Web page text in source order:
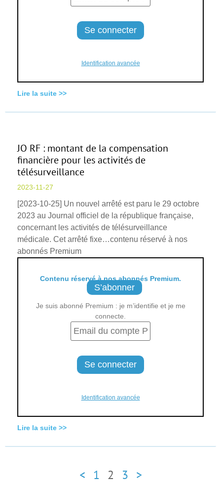
Identification avancée
Lire la suite >>
JO RF : montant de la compensation
financière pour les activités de
télésurveillance
2023-11-27
[2023-10-25] Un nouvel arrêté est paru le 29 octobre
2023 au Journal officiel de la république française,
concernant les activités de télésurveillance
médicale. Cet arrêté fixe…contenu réservé à nos
abonnés Premium
Contenu réservé à nos abonnés Premium.
S’abonner
Je suis abonné Premium : je m’identifie et je me
connecte.
Identification avancée
Lire la suite >>
< 1 2 3 >